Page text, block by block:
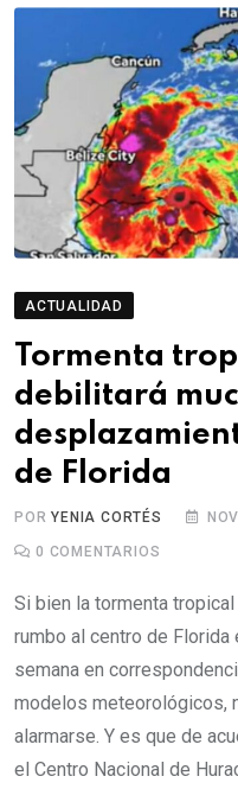
ACTUALIDAD
Tormenta
debilitará
de Florida
PORYENIA CORTÉS
0 COMENTARIOS
Si bien la tormenta
rumbo al centro de
semana en
modelos meteorológicos,
alarmarse. Y es que de
el Centro Nacional de